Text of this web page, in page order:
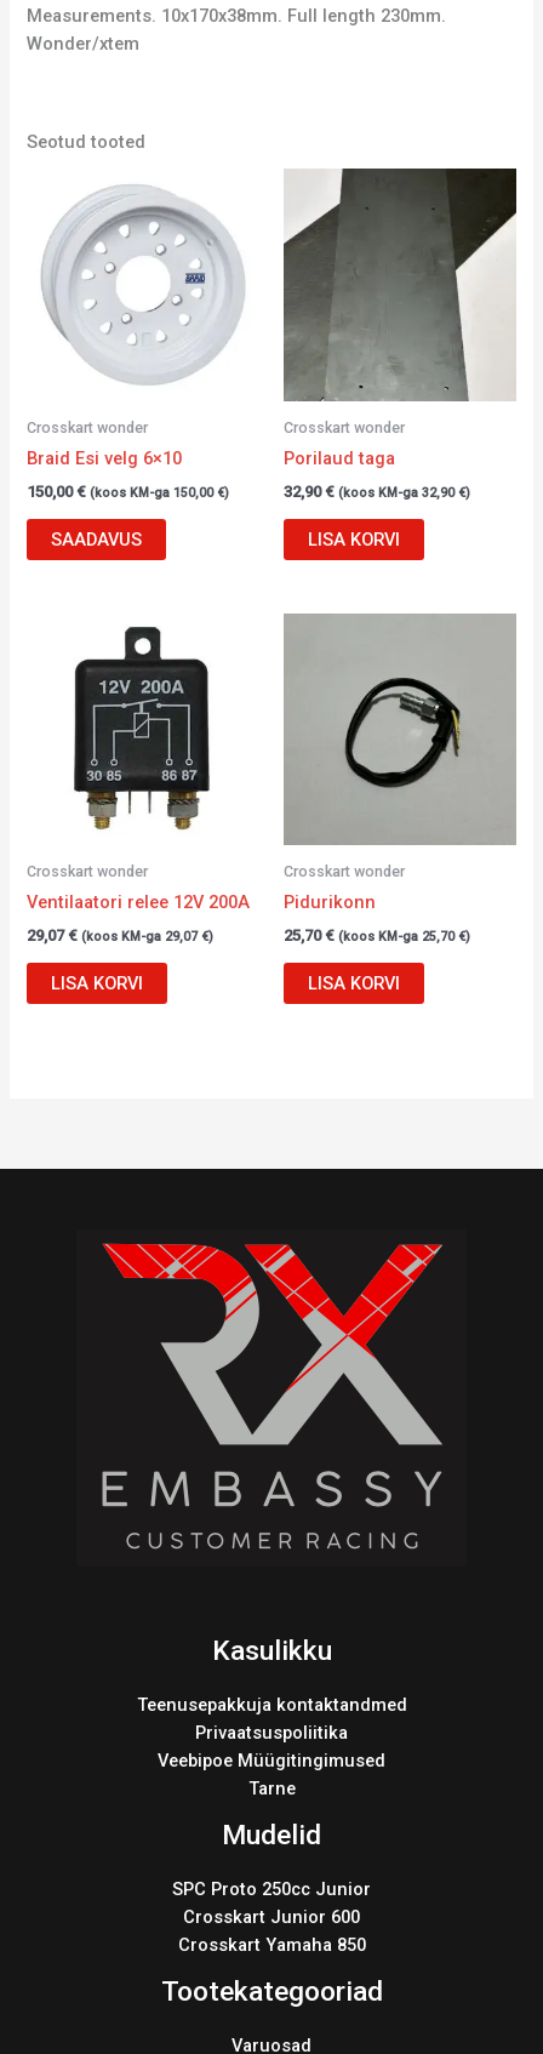
Measurements. 10x170x38mm. Full length 230mm.
Wonder/xtem
Seotud tooted
Crosskart wonder
Braid Esi velg 6×10
150,00€ (koos KM-ga150,00 €)
SAADAVUS
Crosskart wonder
Porilaud taga
32,90€ (koos KM-ga 32,90 €)
LISA KORVI
Crosskart wonder
Ventilaatori relee 12V 200A
29,07€ (koos KM-ga 29,07 €)
LISA KORVI
Crosskart wonder
Pidurikonn
25,70€ (koos KM-ga 25,70 €)
LISA KORVI
Kasulikku
Teenusepakkuja kontaktandmed
Privaatsuspoliitika
Veebipoe Müügitingimused
Tarne
Mudelid
SPC Proto 250cc Junior
Crosskart Junior 600
Crosskart Yamaha 850
Tootekategooriad
Varuosad